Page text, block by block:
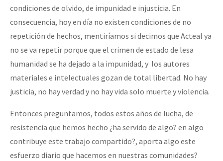
condiciones de olvido, de impunidad e injusticia. En
consecuencia, hoy en día no existen condiciones de no
repetición de hechos, mentiríamos si decimos que Acteal ya
no se va repetir porque que el crimen de estado de lesa
humanidad se ha dejado a la impunidad, y los autores
materiales e intelectuales gozan de total libertad. No hay
justicia, no hay verdad y no hay vida solo muerte y violencia.
Entonces preguntamos, todos estos años de lucha, de
resistencia que hemos hecho ¿ha servido de algo? en algo
contribuye este trabajo compartido?, aporta algo este
esfuerzo diario que hacemos en nuestras comunidades?